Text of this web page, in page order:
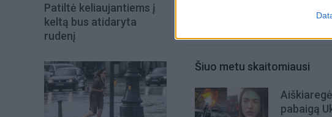
Patiltė keliaujantiems į
keltą bus atidaryta
rudenį
Šiuo metu skaitomiausi
pabaigą